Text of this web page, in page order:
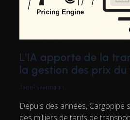
L'IA apporte de la
la gestion des prix
Tanel Vaarmann
Depuis des années, Cargopipe
des milliers de tarifs de